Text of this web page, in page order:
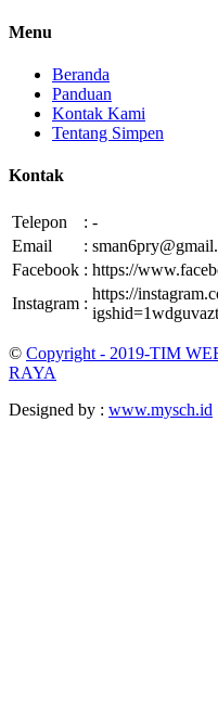
Menu
Beranda
Panduan
Kontak Kami
Tentang Simpen
Kontak
Telepon : -
Email
:
Facebook : https://
Instagram :
https://
© Copyright - 2019-TIM
RAYA
Designed by : www.mysch.id